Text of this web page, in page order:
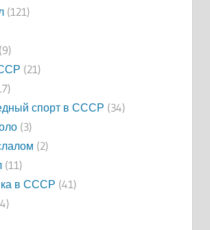
(121)
(9)
(21)
спорт в СССР (34)
(3)
(2)
(11)
в СССР (41)